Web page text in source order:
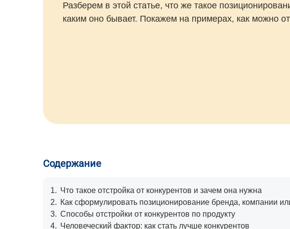
Разберем в этой статье, что же такое
каким оно бывает. Покажем на примерах, как можно
Содержание
1. Что такое отстройка от конкурентов и зачем она нужна
2. Как сформулировать позиционирование бренда, компании
3. Способы отстройки от конкурентов по продукту
4. Человеческий фактор: как стать лучше конкурентов